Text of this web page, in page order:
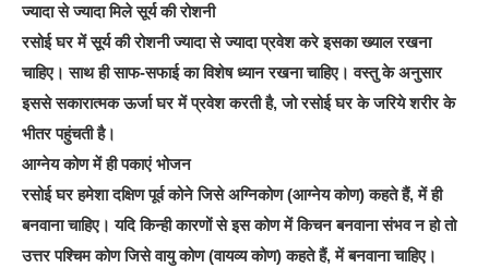
ज्यादा से ज्यादा मिले सूर्य की रोशनी
रसोई घर में सूर्य की रोशनी ज्यादा से ज्यादा प्रवेश करे इसका ख्याल रखना
चाहिए। साथ ही साफ-सफाई का विशेष ध्यान रखना चाहिए। वस्तु के अनुसार
इससे सकारात्मक ऊर्जा घर में प्रवेश करती है, जो रसोई घर के जरिये शरीर के
भीतर पहुंचती है।
आग्नेय कोण में ही पकाएं भोजन
रसोई घर हमेशा दक्षिण पूर्व कोने जिसे अग्निकोण (आग्नेय कोण) कहते हैं, में ही
बनवाना चाहिए। यदि किन्ही कारणों से इस कोण में किचन बनवाना संभव न हो तो
उत्तर पश्चिम कोण जिसे वायु कोण (वायव्य कोण) कहते हैं, में बनवाना चाहिए।